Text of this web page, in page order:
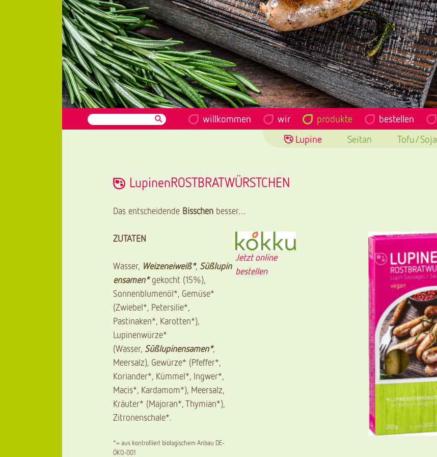
willkommen wir
produkte
Lupine
Seitan Tofu/Soja
bestellen
LupinenROSTBRATWÜRSTCHEN
Das entscheidende Bisschen besser…
ZUTATEN
Wasser, Weizeneiweiß*, Süßlupin
ensamen*gekocht (15%),
Sonnenblumenöl*, Gemüse*
(Zwiebel*, Petersilie*,
Pastinaken*, Karotten*),
Lupinenwürze*
(Wasser, Süßlupinensamen*,
Meersalz), Gewürze* (Pfeffer*,
Koriander*, Kümmel*, Ingwer*,
Macis*, Kardamom*), Meersalz,
Kräuter* (Majoran*, Thymian*),
Zitronenschale*.
*= aus kontrolliert biologischem Anbau DE-
ÖKO-001
Jetzt online
bestellen